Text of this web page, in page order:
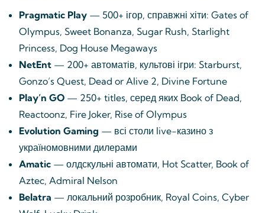
Pragmatic Play — 500+ ігор, справжні хіти: Gates of
Olympus, Sweet Bonanza, Sugar Rush, Starlight
Princess, Dog House Megaways
NetEnt — 200+ автоматів, культові ігри: Starburst,
Gonzo’s Quest, Dead or Alive 2, Divine Fortune
Play’n GO — 250+ titles, серед яких Book of Dead,
Reactoonz, Fire Joker, Rise of Olympus
Evolution Gaming — всі столи live-казино з
україномовними дилерами
Amatic — олдскульні автомати, Hot Scatter, Book of
Aztec, Admiral Nelson
Belatra — локальний розробник, Royal Coins, Cyber